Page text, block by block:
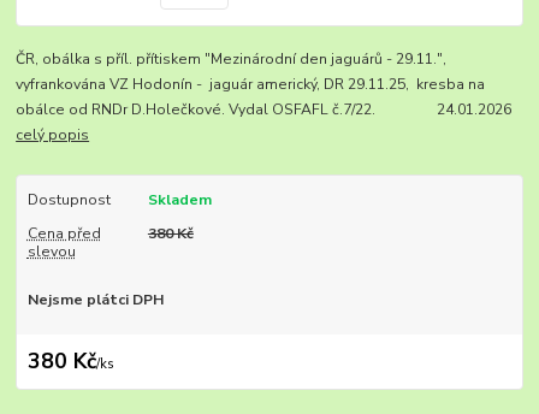
ČR, obálka s příl. přítiskem "Mezinárodní den jaguárů - 29.11.",
vyfrankována VZ Hodonín - jaguár americký, DR 29.11.25, kresba na
obálce od RNDr D.Holečkové. Vydal OSFAFL č.7/22. 24.01.2026
celý popis
Dostupnost
Skladem
Cena před
slevou
380 Kč
Nejsme plátci DPH
380 Kč/ks